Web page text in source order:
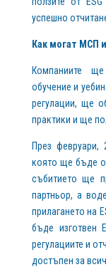
успешно
Как могат МСП
Компаниите
обучение и
регулации, ще
практики и ще
През февруари,
която ще бъде
събитието ще
партньор, а
прилагането на
бъде изготвен
регулациите и
достъпен за